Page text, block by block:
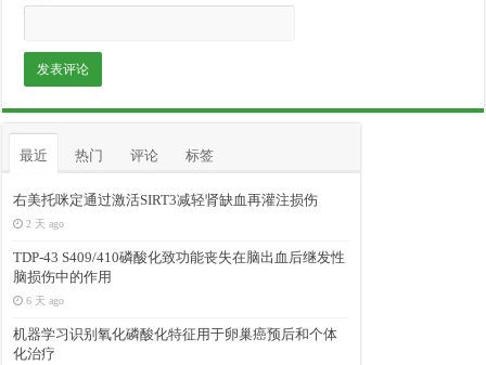
最近 热门 评论 标签
右美托咪定通过激活SIRT3减轻肾缺血再灌注损伤
2 天 ago
TDP-43 S409/410磷酸化致功能丧失在脑出血后继发性
脑损伤中的作用
6 天 ago
机器学习识别氧化磷酸化特征用于卵巢癌预后和个体
化治疗